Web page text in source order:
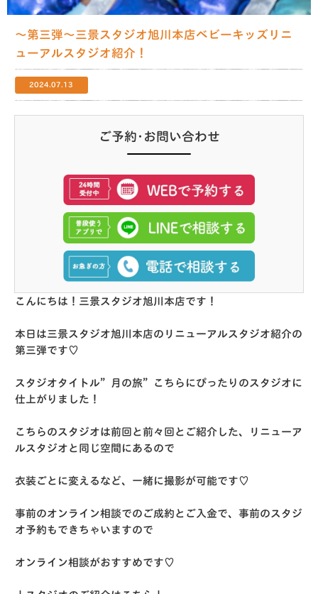
〜第三弾〜三景スタジオ旭川本店ベビーキッズリニ
ューアルスタジオ紹介！
2024.07.13
ご予約･お問い合わせ
こんにちは！三景スタジオ旭川本店です！
本日は三景スタジオ旭川本店のリニューアルスタジオ紹介の
第三弾です♡
スタジオタイトル”月の旅”こちらにぴったりのスタジオに
仕上がりました！
こちらのスタジオは前回と前々回とご紹介した、リニューア
ルスタジオと同じ空間にあるので
衣装ごとに変えるなど、一緒に撮影が可能です♡
事前のオンライン相談でのご成約とご入金で、事前のスタジ
オ予約もできちゃいますので
オンライン相談がおすすめです♡